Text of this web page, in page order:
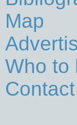
Map
Who to
Contact